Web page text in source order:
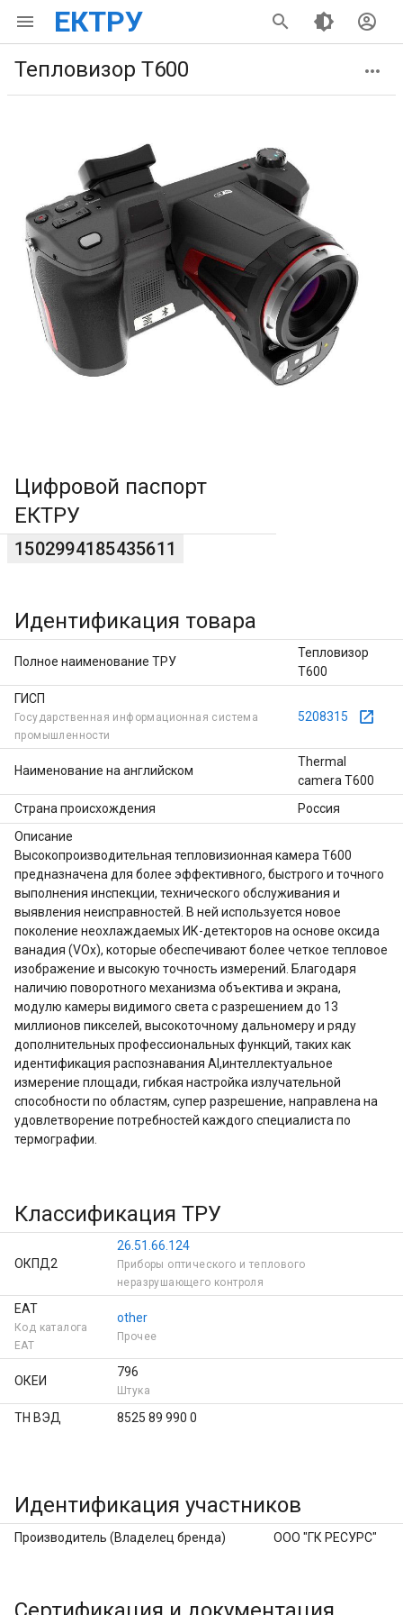
ЕКТРУ
Тепловизор Т600
Цифровой паспорт
ЕКТРУ
1502994185435611
Идентификация товара
Полное наименование ТРУ
Тепловизор
Т600
ГИСП
Государственная информационная система
промышленности
5208315
Наименование на английском
Thermal
camera T600
Страна происхождения
Россия
Описание
Высокопроизводительная тепловизионная камера T600
предназначена для более эффективного, быстрого и точного
выполнения инспекции, технического обслуживания и
выявления неисправностей. В ней используется новое
поколение неохлаждаемых ИК-детекторов на основе оксида
ванадия (VOx), которые обеспечивают более четкое тепловое
изображение и высокую точность измерений. Благодаря
наличию поворотного механизма объектива и экрана,
модулю камеры видимого света с разрешением до 13
миллионов пикселей, высокоточному дальномеру и ряду
дополнительных профессиональных функций, таких как
идентификация распознавания AI,интеллектуальное
измерение площади, гибкая настройка излучательной
способности по областям, супер разрешение, направлена на
удовлетворение потребностей каждого специалиста по
термографии.
Классификация ТРУ
ОКПД2
26.51.66.124
Приборы оптического и теплового
неразрушающего контроля
ЕАТ
Код каталога
ЕAT
other
Прочее
ОКЕИ
796
Штука
ТН ВЭД 8525 89 990 0
Идентификация участников
Производитель (Владелец бренда) ООО "ГК РЕСУРС"